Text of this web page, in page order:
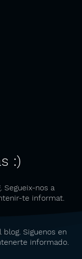
:)
Segueix-nos a
te informat.
Siguenos en
informado.